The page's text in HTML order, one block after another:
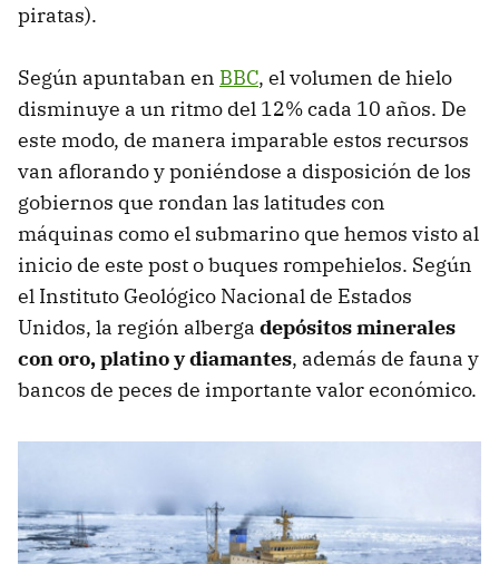
piratas).
Según apuntaban en BBC, el volumen de hielo
disminuye a un ritmo del 12% cada 10 años. De
este modo, de manera imparable estos recursos
van aflorando y poniéndose a disposición de los
gobiernos que rondan las latitudes con
máquinas como el submarino que hemos visto al
inicio de este post o buques rompehielos. Según
el Instituto Geológico Nacional de Estados
Unidos, la región alberga depósitos minerales
con oro, platino y diamantes, además de fauna y
bancos de peces de importante valor económico.